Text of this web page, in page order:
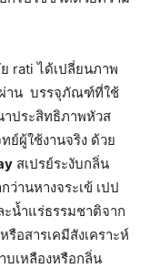
rati ได้เปลี่ยนภาพ
าน บรรจุภัณฑ์ที่ใช้
าประสิทธิภาพหัวส
ย์ผู้ใช้งานจริง ด้วย
สเปรย์ระงับกลิ่น
านหางจระเข้ เปป
น้ำแร่ธรรมชาติจาก
อสารเคมีสังเคราะห์
บเหลืองหรือกลิ่น